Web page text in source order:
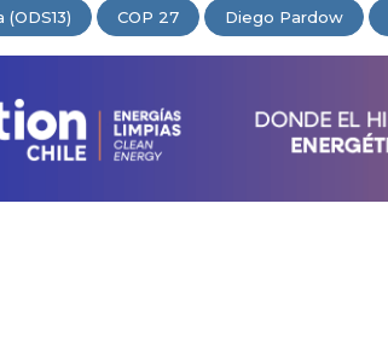
COP 27 Diego Pardow